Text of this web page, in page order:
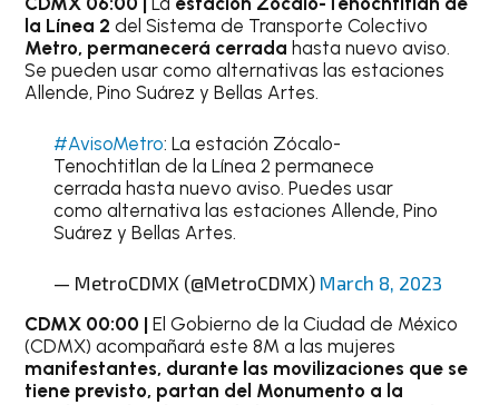
la Línea 2 del Sistema de Transporte Colectivo
Metro, permanecerá cerrada hasta nuevo aviso.
Se pueden usar como alternativas las estaciones
Allende, Pino Suárez y Bellas Artes.
#AvisoMetro: La estación Zócalo-
Tenochtitlan de la Línea 2 permanece
cerrada hasta nuevo aviso. Puedes usar
como alternativa las estaciones Allende, Pino
Suárez y Bellas Artes.
— MetroCDMX (@MetroCDMX) March 8, 2023
CDMX 00:00 | El Gobierno de la Ciudad de México
(CDMX) acompañará este 8M a las mujeres
manifestantes, durante las movilizaciones que se
tiene previsto, partan del Monumento a la